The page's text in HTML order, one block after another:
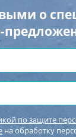
о
по защите
на обработку